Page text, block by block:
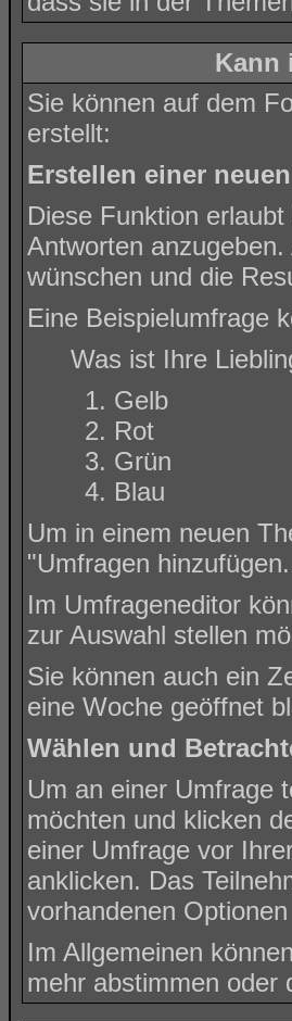
Kann
Sie können auf dem
erstellt:
Erstellen einer
Diese Funktion
Antworten
wünschen und die
Eine Beispielumfrage
Was ist Ihre
Gelb
Rot
Grün
Blau
Um in einem neuen
"Umfragen
Im Umfrageneditor
zur Auswahl stellen
Sie können auch ein
eine Woche geöffnet
Wählen und
Um an einer Umfrage
möchten und klicken
einer Umfrage vor
anklicken. Das
vorhandenen
Im Allgemeinen
mehr abstimmen oder